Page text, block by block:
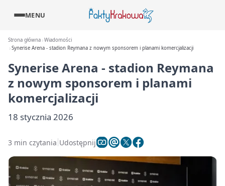
MENU
Strona główna Wiadomości
Synerise Arena - stadion Reymana z nowym sponsorem i planami komercjalizacji
Synerise Arena - stadion Reymana
z nowym sponsorem i planami
komercjalizacji
18 stycznia 2026
3 min czytania Udostępnij